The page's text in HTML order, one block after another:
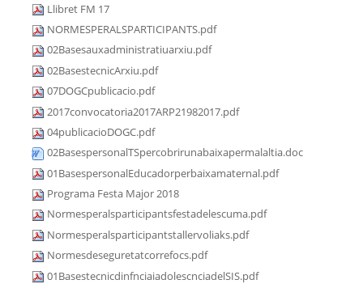
Llibret FM 17
NORMESPERALSPARTICIPANTS.pdf
02Basesauxadministratiuarxiu.pdf
02BasestecnicArxiu.pdf
07DOGCpublicacio.pdf
2017convocatoria2017ARP21982017.pdf
04publicacioDOGC.pdf
02BasespersonalTSpercobrirunabaixapermalaltia.doc
01BasespersonalEducadorperbaixamaternal.pdf
Programa Festa Major 2018
Normesperalsparticipantsfestadelescuma.pdf
Normesperalsparticipantstallervoliaks.pdf
Normesdeseguretatcorrefocs.pdf
01BasestecnicdinfnciaiadolescnciadelSIS.pdf